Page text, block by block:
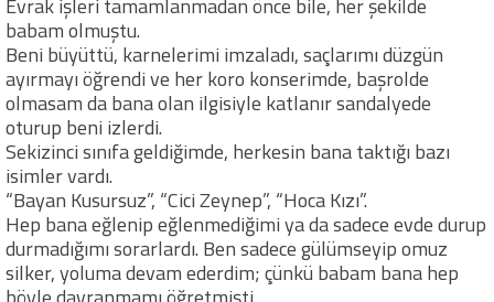
Evrak işleri tamamlanmadan önce bile, her şekilde
babam olmuştu.
Beni büyüttü, karnelerimi imzaladı, saçlarımı düzgün
ayırmayı öğrendi ve her koro konserimde, başrolde
olmasam da bana olan ilgisiyle katlanır sandalyede
oturup beni izlerdi.
Sekizinci sınıfa geldiğimde, herkesin bana taktığı bazı
isimler vardı.
“Bayan Kusursuz”, “Cici Zeynep”, “Hoca Kızı”.
Hep bana eğlenip eğlenmediğimi ya da sadece evde durup
durmadığımı sorarlardı. Ben sadece gülümseyip omuz
silker, yoluma devam ederdim; çünkü babam bana hep